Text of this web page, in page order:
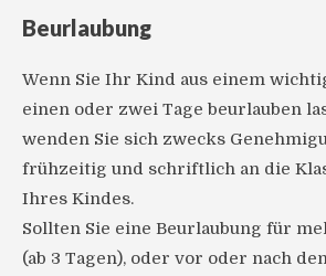
Beurlaubung
Wenn Sie Ihr Kind aus einem
einen oder zwei Tage beurlauben
wenden Sie sich zwecks
frühzeitig und schriftlich an die
Ihres Kindes.
Sollten Sie eine Beurlaubung für
(ab 3 Tagen), oder vor oder nach